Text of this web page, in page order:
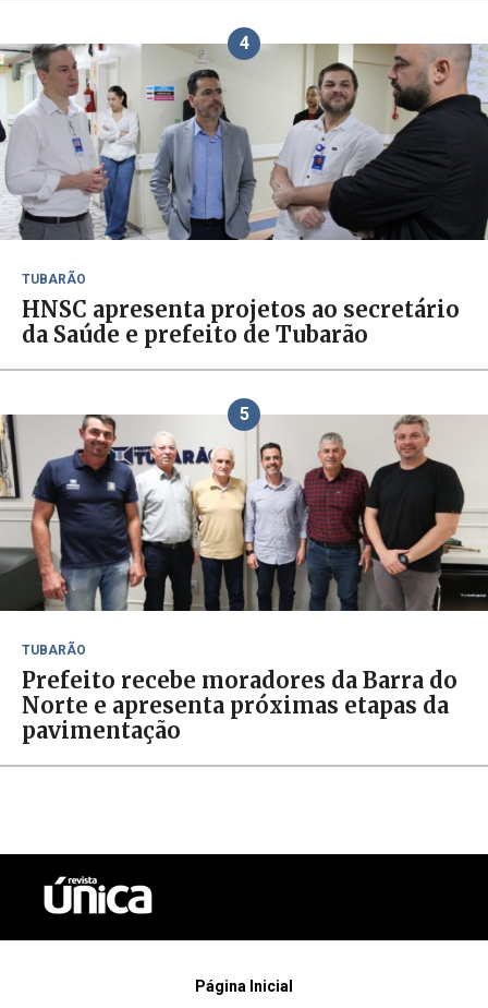
4
TUBARÃO
HNSC apresenta projetos ao secretário
da Saúde e prefeito de Tubarão
5
TUBARÃO
Prefeito recebe moradores da Barra do
Norte e apresenta próximas etapas da
pavimentação
Página Inicial